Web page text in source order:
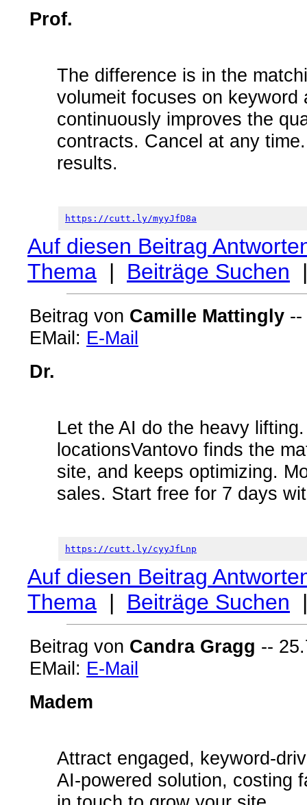
Prof.
The difference is in the
volumeit focuses on keyword
continuously improves the
contracts. Cancel at any
results.
https://cutt.ly/myyJfD8a
Auf diesen Beitrag
Thema | Beiträge Suchen
Beitrag von Camille Mattingly --
EMail: E-Mail
Dr.
Let the AI do the heavy
locationsVantovo finds the
site, and keeps optimizing.
sales. Start free for 7 days
https://cutt.ly/cyyJfLnp
Auf diesen Beitrag
Thema | Beiträge Suchen
Beitrag von Candra Gragg --
EMail: E-Mail
Madem
Attract engaged, keyword-
AI-powered solution, costing